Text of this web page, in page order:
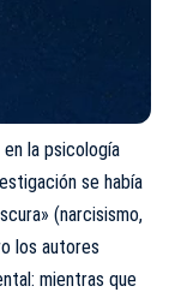
la psicología
se había
(narcisismo,
los autores
mientras que